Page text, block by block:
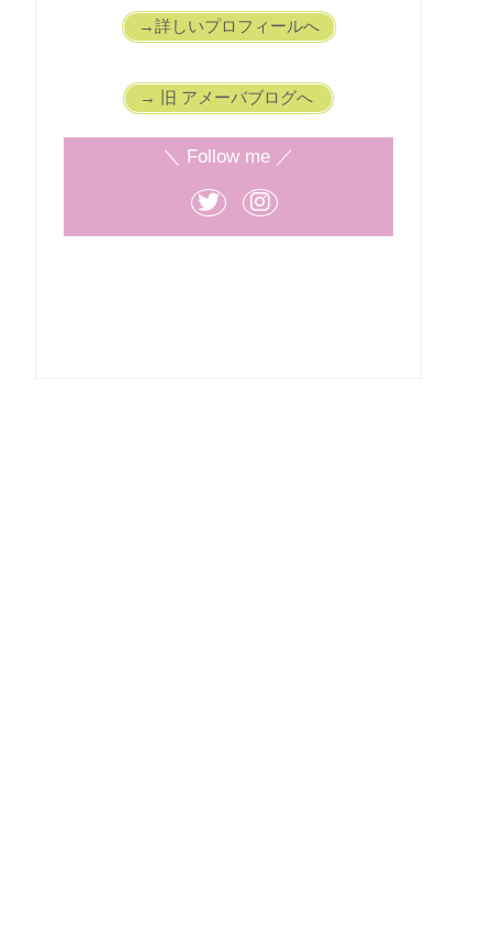
→詳しいプロフィールへ
→ 旧 アメーバブログへ
＼ Follow me ／